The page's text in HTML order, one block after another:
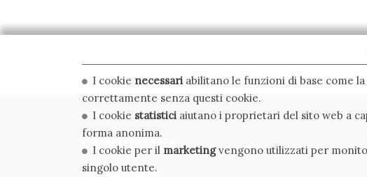
I cookie necessari abilitano le funzioni di base come
correttamente senza questi cookie.
I cookie statistici aiutano i proprietari del sito web a
forma anonima.
I cookie per il marketingvengono utilizzati per
singolo utente.